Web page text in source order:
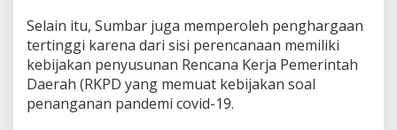
Selain itu, Sumbar juga memperoleh penghargaan
tertinggi karena dari sisi perencanaan memiliki
kebijakan penyusunan Rencana Kerja Pemerintah
Daerah (RKPD yang memuat kebijakan soal
penanganan pandemi covid-19.